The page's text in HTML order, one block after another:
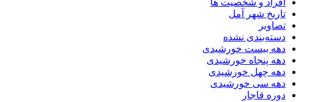
افراد و شخصیت ها
تاریخ شهر آمل
تصاویر
دسته‌بندی نشده
دهه بیست خورشیدی
دهه پنجاه خورشیدی
دهه چهل خورشیدی
دهه سی خورشیدی
دوره قاجار